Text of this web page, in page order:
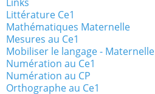
Littérature Ce1
Mathématiques Maternelle
Mesures au Ce1
Mobiliser le langage - Maternelle
Numération au Ce1
Numération au CP
Orthographe au Ce1